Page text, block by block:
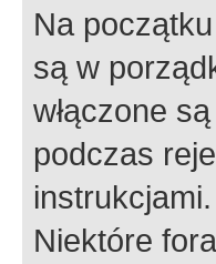
Na
są w
włączone
podczas
Niektóre